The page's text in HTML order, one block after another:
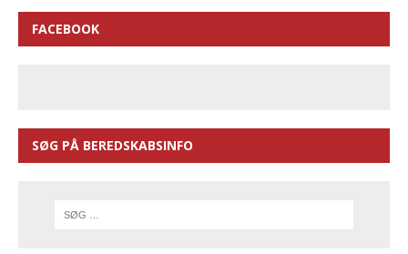
FACEBOOK
SØG PÅ BEREDSKABSINFO